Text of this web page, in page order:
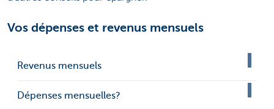
Vos dépenses et revenus mensuels
Revenus mensuels
Dépenses mensuelles?